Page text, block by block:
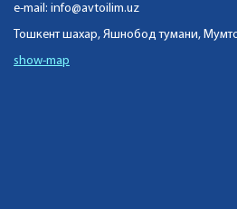
e-mail: info@avtoilim.uz
Тошкент шахар, Яшнобод тумани,
show-map